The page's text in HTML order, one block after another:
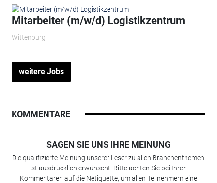
Mitarbeiter (m/w/d) Logistikzentrum
Wittenburg
weitere Jobs
KOMMENTARE
SAGEN SIE UNS IHRE MEINUNG
Die qualifizierte Meinung unserer Leser zu allen Branchenthemen
ist ausdrücklich erwünscht. Bitte achten Sie bei Ihren
Kommentaren auf die Netiquette, um allen Teilnehmern eine